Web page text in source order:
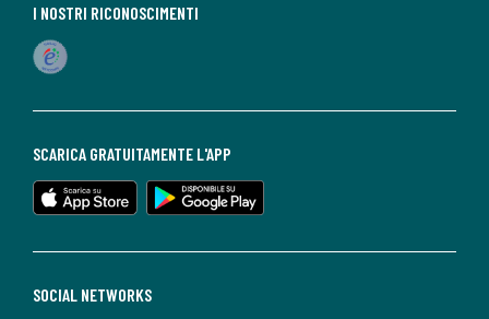
SOCIAL NETWORKS
SCARICA GRATUITAMENTE L'APP
I NOSTRI RICONOSCIMENTI